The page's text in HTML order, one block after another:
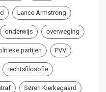
Lance Armstrong
onderwijs overweging
partijen PVV
rechtsfilosofie
Søren Kierkegaard